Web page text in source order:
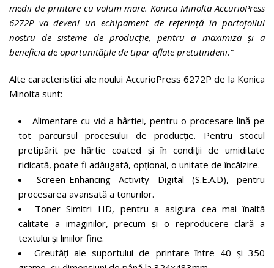
medii de printare cu volum mare. Konica Minolta AccurioPress
6272P va deveni un echipament de referință în portofoliul
nostru de sisteme de producție, pentru a maximiza și a
beneficia de oportunitățile de tipar aflate pretutindeni.”
Alte caracteristici ale noului AccurioPress 6272P de la Konica
Minolta sunt:
Alimentare cu vid a hârtiei, pentru o procesare lină pe
tot parcursul procesului de producție. Pentru stocul
pretipărit pe hârtie coated și în condiții de umiditate
ridicată, poate fi adăugată, opțional, o unitate de încălzire.
Screen-Enhancing Activity Digital (S.E.A.D), pentru
procesarea avansată a tonurilor.
Toner Simitri HD, pentru a asigura cea mai înaltă
calitate a imaginilor, precum și o reproducere clară a
textului și liniilor fine.
Greutăți ale suportului de printare între 40 și 350